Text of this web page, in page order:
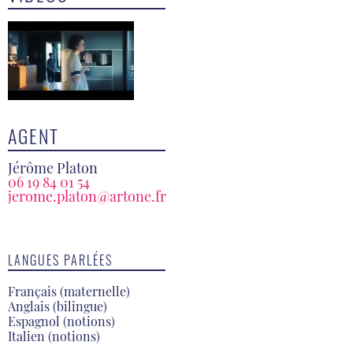
AGENT
Jérôme Platon
06 19 84 01 54
jerome.platon@artone.fr
LANGUES PARLÉES
Français (maternelle)
Anglais (bilingue)
Espagnol (notions)
Italien (notions)